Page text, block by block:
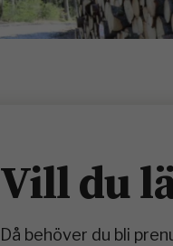
Vill du
Då behöver du bli